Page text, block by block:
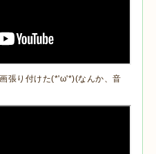
張り付けた(*'ω'*)(なんか、音